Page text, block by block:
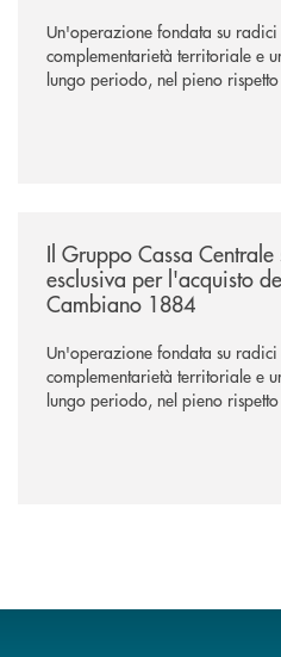
Un'operazione fondata su
complementarietà territoriale e
lungo periodo, nel pieno
negoziazione esclusiva per la
Il Gruppo Cassa
esclusiva per l'acquisto
Cambiano 1884
Un'operazione fondata su
complementarietà territoriale e
lungo periodo, nel pieno
negoziazione esclusiva per la